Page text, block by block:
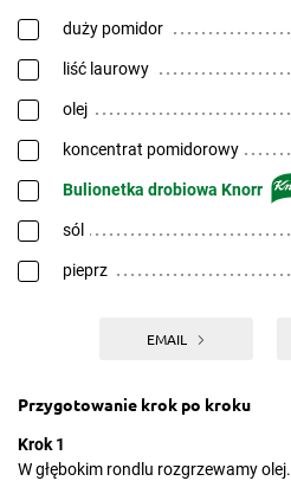
duży pomidor
liść laurowy
olej
koncentrat pomidorowy
Bulionetka drobiowa Knorr
sól
pieprz
EMAIL
Przygotowanie krok po kroku
Krok 1
W głębokim rondlu rozgrzewamy olej.